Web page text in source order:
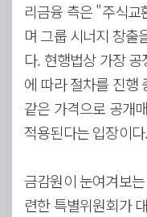
리금융 측은 "주식교
며 그룹 시너지 창출
다. 현행법상 가장
에 따라 절차를 진행
같은 가격으로 공개
적용된다는 입장이다.
금감원이 눈여겨보
련한 특별위원회가